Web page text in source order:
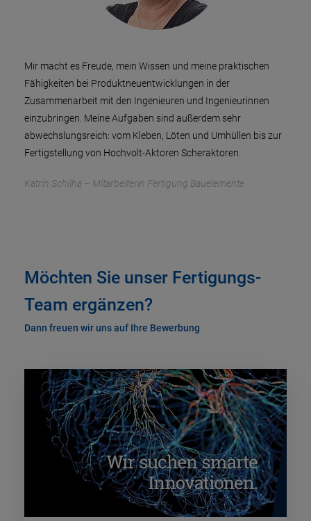
Mir macht es Freude, mein Wissen und meine praktischen
Fähigkeiten bei Produktneuentwicklungen in der
Zusammenarbeit mit den Ingenieuren und Ingenieurinnen
einzubringen. Meine Aufgaben sind außerdem sehr
abwechslungsreich: vom Kleben, Löten und Umhüllen bis zur
Fertigstellung von Hochvolt-Aktoren Scheraktoren.
Katrin Schilha – Mitarbeiterin Fertigung Bauelemente
Möchten Sie unser Fertigungs-
Team ergänzen?
Dann freuen wir uns auf Ihre Bewerbung